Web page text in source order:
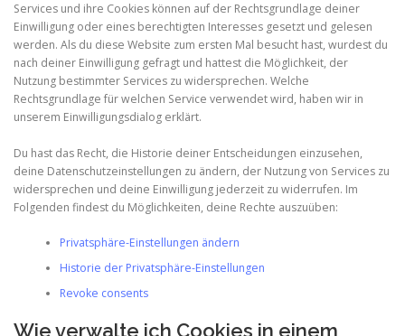
Services und ihre Cookies können auf der Rechtsgrundlage deiner
Einwilligung oder eines berechtigten Interesses gesetzt und gelesen
werden. Als du diese Website zum ersten Mal besucht hast, wurdest du
nach deiner Einwilligung gefragt und hattest die Möglichkeit, der
Nutzung bestimmter Services zu widersprechen. Welche
Rechtsgrundlage für welchen Service verwendet wird, haben wir in
unserem Einwilligungsdialog erklärt.
Du hast das Recht, die Historie deiner Entscheidungen einzusehen,
deine Datenschutzeinstellungen zu ändern, der Nutzung von Services zu
widersprechen und deine Einwilligung jederzeit zu widerrufen. Im
Folgenden findest du Möglichkeiten, deine Rechte auszuüben:
Privatsphäre-Einstellungen ändern
Historie der Privatsphäre-Einstellungen
Revoke consents
Wie verwalte ich Cookies in einem